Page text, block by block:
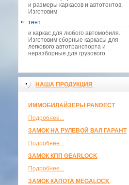
и размеры каркасов и автотентов.
Изготовим
тент
и каркас для любого автомобиля.
Изготовим сборные каркасы для
легкового автотранспорта и
неразборные для грузового.
НАША ПРОДУКЦИЯ
ИММОБИЛАЙЗЕРЫ PANDECT
Подробнее...
ЗАМОК НА РУЛЕВОЙ ВАЛ ГАРАНТ
Подробнее...
ЗАМОК КПП GEARLOCK
Подробнее...
ЗАМОК КАПОТА MEGALOCK